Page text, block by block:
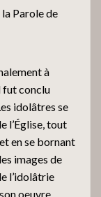
Parole de
à
fut conclu
idolâtres se
l’Église, tout
en se bornant
images de
l’idolâtrie
oeuvre